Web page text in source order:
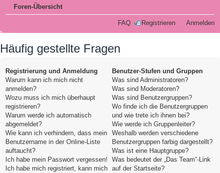
Foren-Übersicht
FAQ Registrieren Anmelden
Häufig gestellte Fragen
Registrierung und Anmeldung
Warum kann ich mich nicht
anmelden?
Wozu muss ich mich überhaupt
registrieren?
Warum werde ich automatisch
abgemeldet?
Wie kann ich verhindern, dass mein
Benutzername in der Online-Liste
auftaucht?
Ich habe mein Passwort vergessen!
Ich habe mich registriert, kann mich
Benutzer-Stufen und Gruppen
Was sind Administratoren?
Was sind Moderatoren?
Was sind Benutzergruppen?
Wo finde ich die Benutzergruppen
und wie trete ich ihnen bei?
Wie werde ich Gruppenleiter?
Weshalb werden verschiedene
Benutzergruppen farbig dargestellt?
Was ist eine Hauptgruppe?
Was bedeutet der „Das Team“-Link
auf der Startseite?